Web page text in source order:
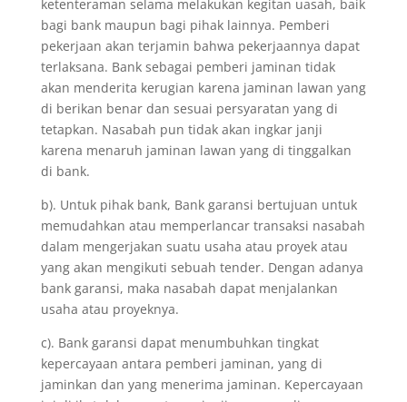
ketenteraman selama melakukan kegitan uasah, baik
bagi bank maupun bagi pihak lainnya. Pemberi
pekerjaan akan terjamin bahwa pekerjaannya dapat
terlaksana. Bank sebagai pemberi jaminan tidak
akan menderita kerugian karena jaminan lawan yang
di berikan benar dan sesuai persyaratan yang di
tetapkan. Nasabah pun tidak akan ingkar janji
karena menaruh jaminan lawan yang di tinggalkan
di bank.
b). Untuk pihak bank, Bank garansi bertujuan untuk
memudahkan atau memperlancar transaksi nasabah
dalam mengerjakan suatu usaha atau proyek atau
yang akan mengikuti sebuah tender. Dengan adanya
bank garansi, maka nasabah dapat menjalankan
usaha atau proyeknya.
c). Bank garansi dapat menumbuhkan tingkat
kepercayaan antara pemberi jaminan, yang di
jaminkan dan yang menerima jaminan. Kepercayaan